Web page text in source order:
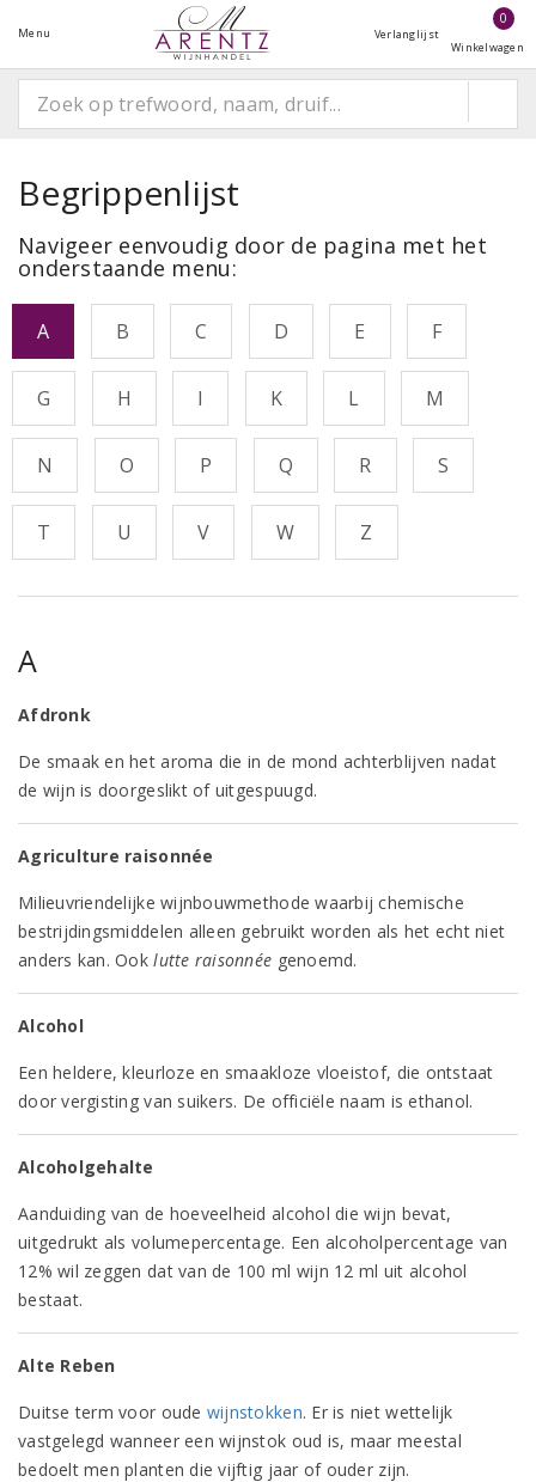
Menu Verlanglijst
0
Winkelwagen
Begrippenlijst
Navigeer eenvoudig door de pagina met het
onderstaande menu:
A B C D E F
G H I K L M
N O P Q R S
T U V W Z
A
Afdronk
De smaak en het aroma die in de mond achterblijven nadat
de wijn is doorgeslikt of uitgespuugd.
Agriculture raisonnée
Milieuvriendelijke wijnbouwmethode waarbij chemische
bestrijdingsmiddelen alleen gebruikt worden als het echt niet
anders kan. Ooklutte raisonnée genoemd.
Alcohol
Een heldere, kleurloze en smaakloze vloeistof, die ontstaat
door vergisting van suikers. De officiële naam is ethanol.
Alcoholgehalte
Aanduiding van de hoeveelheid alcohol die wijn bevat,
uitgedrukt als volumepercentage. Een alcoholpercentage van
12% wil zeggen dat van de 100 ml wijn 12 ml uit alcohol
bestaat.
Alte Reben
Duitse term voor oude wijnstokken. Er is niet wettelijk
vastgelegd wanneer een wijnstok oud is, maar meestal
bedoelt men planten die vijftig jaar of ouder zijn.